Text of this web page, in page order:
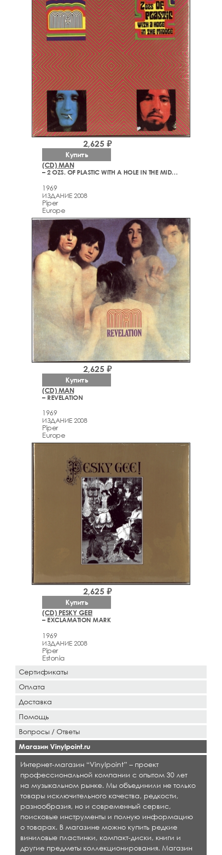
(CD) MAN
– 2 OZS. OF PLASTIC WITH A HOLE IN THE MIDDLE
1969
ИЗДАНИЕ 2008
Piper
Europe
2,625 ₽
Купить
(CD) MAN
– REVELATION
1969
ИЗДАНИЕ 2008
Piper
Europe
2,625 ₽
Купить
(CD) PESKY GEE!
– EXCLAMATION MARK
1969
ИЗДАНИЕ 2008
Piper
Estonia
2,625 ₽
Купить
Сертификаты
Оплата
Доставка
Помощь
Вопросы / Ответы
Магазин Vinylpoint.ru
Интернет-магазин “Vinylpoint” – проект
профессиональной компании с опытом 30 лет
на музыкальном рынке. Мы объединили не только
товары исключительного качества, редкости,
разнообразия, но и современный сервис,
поисковые инструменты и полную информацию
о товарах. В магазине можно купить редкие
виниловые пластинки, компакт-диски, книги и
другие предметы коллекционирования. Магазин